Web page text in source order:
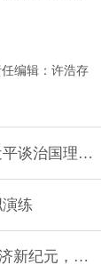
编辑： 许浩存
谈治国理政
练
新纪元，共